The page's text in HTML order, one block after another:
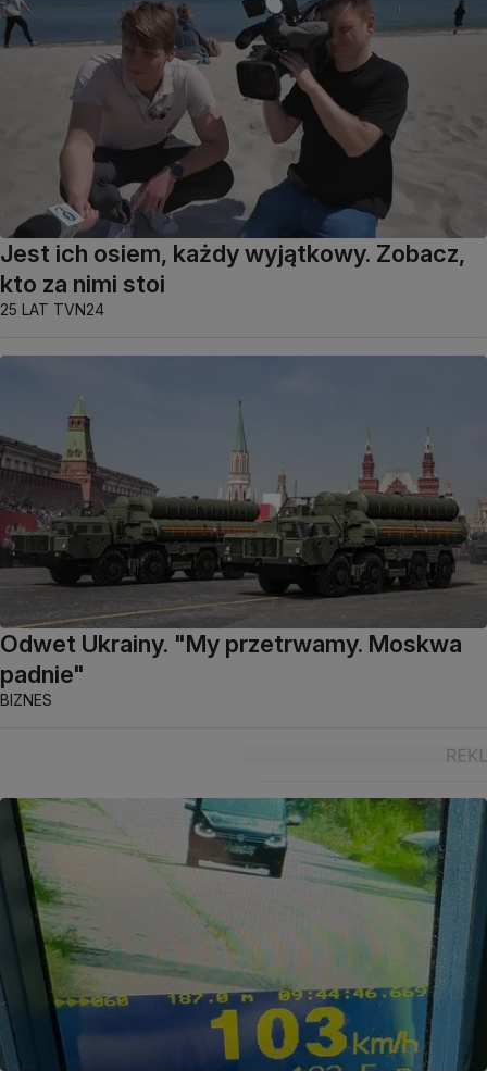
Jest ich osiem, każdy wyjątkowy. Zobacz,
kto za nimi stoi
25 LAT TVN24
Odwet Ukrainy. "My przetrwamy. Moskwa
padnie"
BIZNES